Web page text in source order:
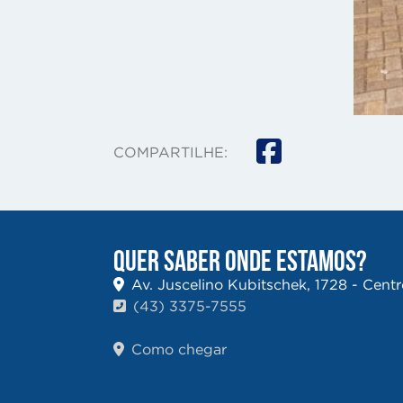
COMPARTILHE:
QUER SABER ONDE ESTAMOS?
Av. Juscelino Kubitschek, 1728 -
(43) 3375-7555
Como chegar